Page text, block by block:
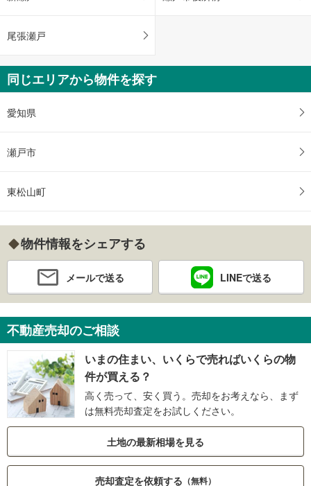
尾張瀬戸
同じエリアから物件を探す
愛知県
瀬戸市
東松山町
物件情報をシェアする
メールで送る LINEで送る
不動産売却のご相談
いまの住まい、いくらで売ればいくらの物
件が買える？
高く売って、安く買う。売却をお考えなら、まず
は無料売却査定をお試しください。
土地の最新相場を見る
売却査定を依頼する （無料）